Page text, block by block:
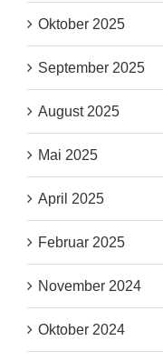
Oktober 2025
September 2025
August 2025
Mai 2025
April 2025
Februar 2025
November 2024
Oktober 2024